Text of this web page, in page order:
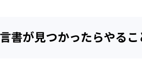
書が見つかったらやるこ